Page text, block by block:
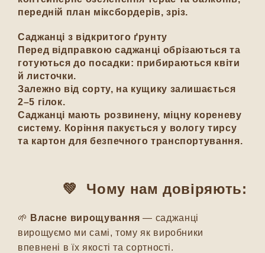
передній план міксбордерів, зріз.
Саджанці з відкритого ґрунту
Перед відправкою саджанці обрізаються та
готуються до посадки: прибираються квіти
й листочки.
Залежно від сорту, на кущику залишається
2–5 гілок.
Саджанці мають розвинену, міцну кореневу
систему. Коріння пакується у вологу тирсу
та картон для безпечного транспортування.
💚 Чому нам довіряють:
🌱 Власне вирощування — саджанці
вирощуємо ми самі, тому як виробники
впевнені в їх якості та сортності.